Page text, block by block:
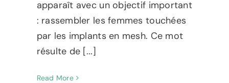
apparaît avec un objectif important
: rassembler les femmes touchées
par les implants en mesh. Ce mot
résulte de [...]
Read More